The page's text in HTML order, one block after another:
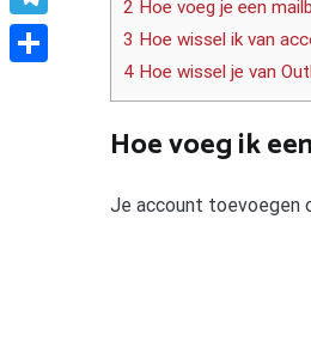
2 Hoe voeg je een
3 Hoe wissel ik van
4 Hoe wissel je van
Hoe voeg ik
Je account toevoegen
Telegram